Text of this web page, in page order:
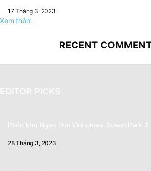
17 Tháng 3, 2023
Xem thêm
RECENT
EDITOR PICKS
Phân khu Ngọc Trai Vinhomes Ocean Park 2
28 Tháng 3, 2023